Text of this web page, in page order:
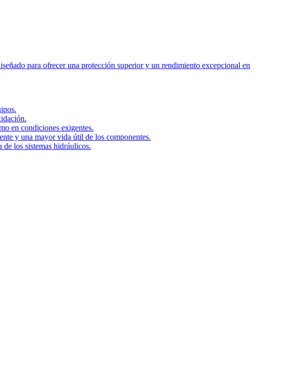
para ofrecer una protección superior y un rendimiento excepcional en
en condiciones exigentes.
y una mayor vida útil de los componentes.
los sistemas hidráulicos.